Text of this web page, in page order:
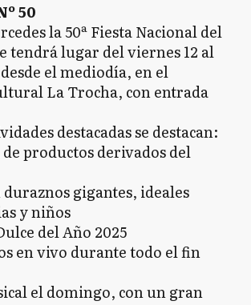
50
la 50ª Fiesta Nacional del
tendrá lugar del viernes 12 al
el mediodía, en el
La Trocha, con entrada
destacadas se destacan:
productos derivados del
duraznos gigantes, ideales
y niños
del Año 2025
en vivo durante todo el fin
el domingo, con un gran